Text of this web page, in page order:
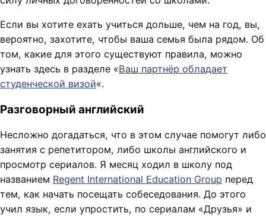
Если вы хотите ехать учиться дольше, чем на год, вы,
вероятно, захотите, чтобы ваша семья была рядом. Об
том, какие для этого существуют правила, можно
узнать здесь в разделе «Ваш партнёр обладает
студенческой визой«.
Разговорный английский
Несложно догадаться, что в этом случае помогут либо
занятия с репетитором, либо школы английского и
просмотр сериалов. Я месяц ходил в школу под
названием Regent International Education Group перед
тем, как начать посещать собеседования. До этого
учил язык, если упростить, по сериалам «Друзья» и